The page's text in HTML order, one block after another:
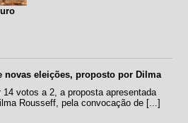
novas eleições, proposto por Dilma
votos a 2, a proposta apresentada
Rousseff, pela convocação de [...]